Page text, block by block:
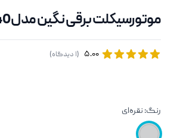
موتورسیکلت برقی نگین مدل SL40
Reviews ۵.۰۰ (۱ دیدگاه) 5.00
out of 5 stars
رنگ: نقره‌ای